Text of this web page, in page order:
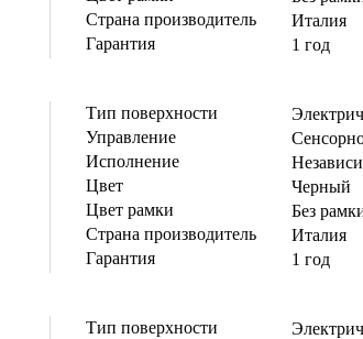
Страна производитель
Италия
Гарантия
1 год
Тип поверхности
Управление
Исполнение
Цвет
Черный
Цвет рамки
Без
Страна производитель
Италия
Гарантия
1 год
Тип поверхности